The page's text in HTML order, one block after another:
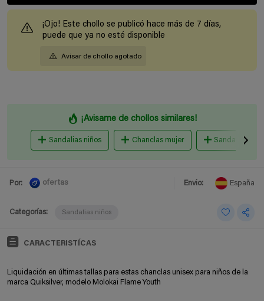
¡Ojo! Este chollo se publicó hace más de 7 días,
puede que ya no esté disponible
Avisar de chollo agotado
¡Avisame de chollos similares!
Sandalias niños Chanclas mujer Sandalias
Por: ofertas Envio: España
Categorías: Sandalias niños
CARACTERISTÍCAS
Liquidación en últimas tallas para estas chanclas unisex para niños de la
marca Quiksilver, modelo Molokai Flame Youth